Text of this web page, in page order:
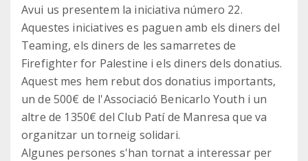
Avui us presentem la iniciativa número 22.
Aquestes iniciatives es paguen amb els diners del
Teaming, els diners de les samarretes de
Firefighter for Palestine i els diners dels donatius.
Aquest mes hem rebut dos donatius importants,
un de 500€ de l'Associació Benicarlo Youth i un
altre de 1350€ del Club Patí de Manresa que va
organitzar un torneig solidari.
Algunes persones s'han tornat a interessar per